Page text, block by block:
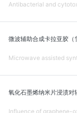
Antibacterial and
微波辅助合成卡拉亚胶（
Microwave assisted
氧化石墨烯纳米片浸渍对
Influence of graphene-